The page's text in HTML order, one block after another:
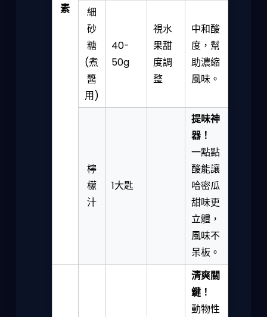
素
細
砂
糖
(煮
醬
用)
40-
50g
視水
果甜
度調
整
中和酸
度，幫
助濃縮
風味。
檸
檬
汁
1大匙
提味神
器！
一點點
酸能讓
哈密瓜
甜味更
立體，
風味不
呆板。
清爽關
鍵！
動物性